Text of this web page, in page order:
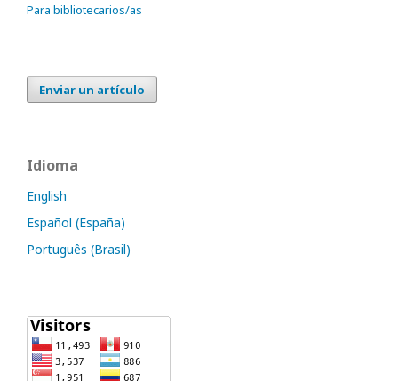
Para bibliotecarios/as
Enviar un artículo
Idioma
English
Español (España)
Português (Brasil)